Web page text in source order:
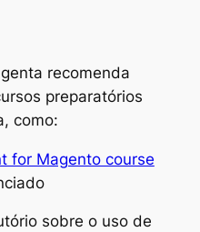
recomenda
preparatórios
como:
for Magento course
sobre o uso de